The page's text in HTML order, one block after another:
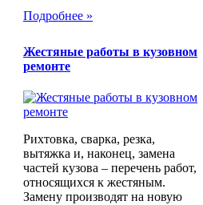
Подробнее »
Жестяные работы в кузовном
ремонте
Рихтовка, сварка, резка,
вытяжка и, наконец, замена
частей кузова – перечень работ,
относящихся к жестяным.
Замену производят на новую